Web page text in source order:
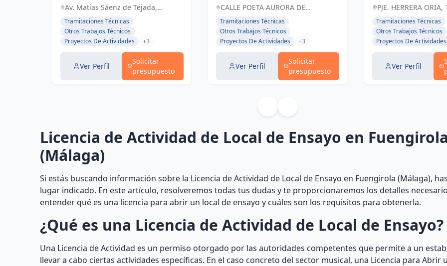
en obra nueva, reformas
y gestiones urbanísticas.
Con Seriedad, Confianza,
Rapidez y Economía como
pilares, ofrecemos
Av. Matías Sáenz de Tejada,
Fuengirola, España, España
Tramitaciones Técnicas
Otros Trabajos Técnicos
Proyectos De Actividades
+3
Ver Perfil
Solicitar
presupuesto
acústica. Expedición de
licencias de apertura,
elaboración de
documentación técnica,
CALLE POETA AURORA DE
ALBORNOZ, 4, LOCAL 9, España
Tramitaciones Técnicas
Otros Trabajos Técnicos
Proyectos De Actividades
+3
Ver Perfil
Solicitar
presupuesto
vanguardia para
Málaga y toda
Andalucía.
PJE. HERRERA
ESPAÑA, España
Tramitaciones Técnicas
Otros Trabajos Técnicos
Proyectos De Actividades
Ver Perfil
Licencia de Actividad de Local de Ensayo en Fuengirola
(Málaga)
Si estás buscando información sobre la Licencia de Actividad de Local de Ensayo en Fuengirola (Málaga),
lugar indicado. En este artículo, resolveremos todas tus dudas y te proporcionaremos los detalles
entender qué es una licencia para abrir un local de ensayo y cuáles son los requisitos para obtenerla.
¿Qué es una Licencia de Actividad de Local de Ensayo?
Una Licencia de Actividad es un permiso otorgado por las autoridades competentes que permite a un
llevar a cabo ciertas actividades específicas. En el caso concreto del sector musical, una Licencia para Abrir